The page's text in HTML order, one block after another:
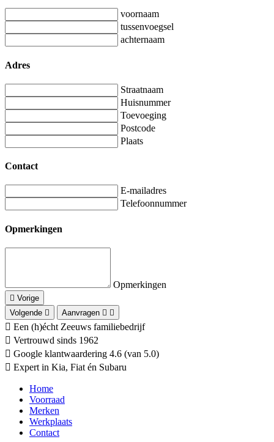
voornaam
tussenvoegsel
achternaam
Adres
Straatnaam
Huisnummer
Toevoeging
Postcode
Plaats
Contact
E-mailadres
Telefoonnummer
Opmerkingen
Opmerkingen
Vorige
Volgende
Aanvragen
Een (h)écht Zeeuws familiebedrijf
Vertrouwd sinds 1962
Google klantwaardering 4.6 (van 5.0)
Expert in Kia, Fiat én Subaru
Home
Voorraad
Merken
Werkplaats
Contact